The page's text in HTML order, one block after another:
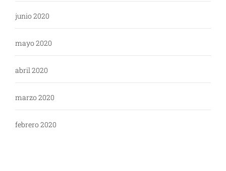
junio 2020
mayo 2020
abril 2020
marzo 2020
febrero 2020